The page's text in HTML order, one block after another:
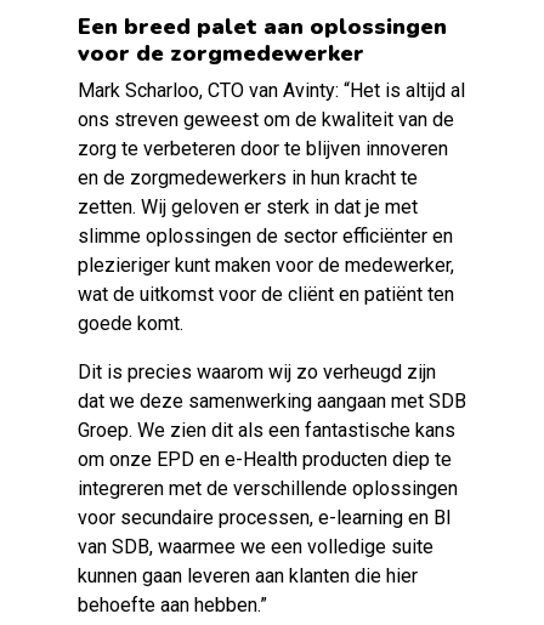
Een breed palet aan oplossingen
voor de zorgmedewerker
Mark Scharloo, CTO van Avinty: “Het is altijd al
ons streven geweest om de kwaliteit van de
zorg te verbeteren door te blijven innoveren
en de zorgmedewerkers in hun kracht te
zetten. Wij geloven er sterk in dat je met
slimme oplossingen de sector efficiënter en
plezieriger kunt maken voor de medewerker,
wat de uitkomst voor de cliënt en patiënt ten
goede komt.
Dit is precies waarom wij zo verheugd zijn
dat we deze samenwerking aangaan met SDB
Groep. We zien dit als een fantastische kans
om onze EPD en e-Health producten diep te
integreren met de verschillende oplossingen
voor secundaire processen, e-learning en BI
van SDB, waarmee we een volledige suite
kunnen gaan leveren aan klanten die hier
behoefte aan hebben.”